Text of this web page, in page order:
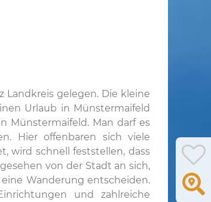
Landkreis gelegen. Die kleine
Urlaub in Münstermaifeld
Münstermaifeld. Man darf es
Hier offenbaren sich viele
wird schnell feststellen, dass
von der Stadt an sich,
Wanderung entscheiden.
und zahlreiche